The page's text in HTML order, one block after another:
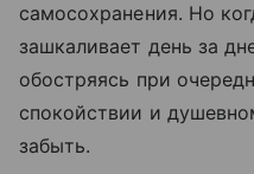
самосохранения. Но
зашкаливает день за
обостряясь при
спокойствии и
забыть.